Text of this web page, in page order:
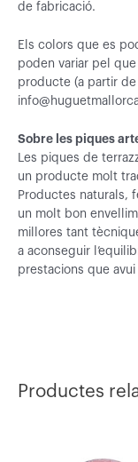
de fabricació.
Els colors que es
poden variar pel
producte (a partir de
Sobre les piques
Les piques de
un producte molt
Productes naturals,
un molt bon
millores tant
a aconseguir
prestacions que
Productes